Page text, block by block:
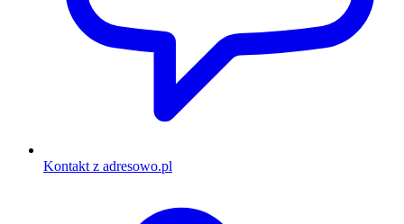
Kontakt z adresowo.pl